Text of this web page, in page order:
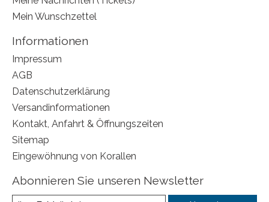
Mein Wunschzettel
Informationen
Impressum
AGB
Datenschutzerklärung
Versandinformationen
Kontakt, Anfahrt & Öffnungszeiten
Sitemap
Eingewöhnung von Korallen
Abonnieren Sie unseren Newsletter